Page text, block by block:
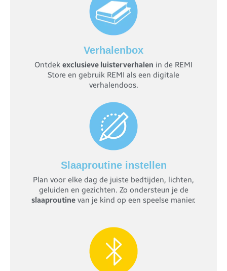
Verhalenbox
Ontdek exclusieve luisterverhalen in de REMI
Store en gebruik REMI als een digitale
verhalendoos.
Slaaproutine instellen
Plan voor elke dag de juiste bedtijden, lichten,
geluiden en gezichten. Zo ondersteun je de
slaaproutine van je kind op een speelse manier.